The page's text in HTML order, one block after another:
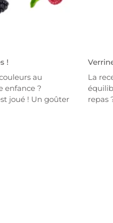
!
au
enfance ?
joué ! Un goûter
La
repas